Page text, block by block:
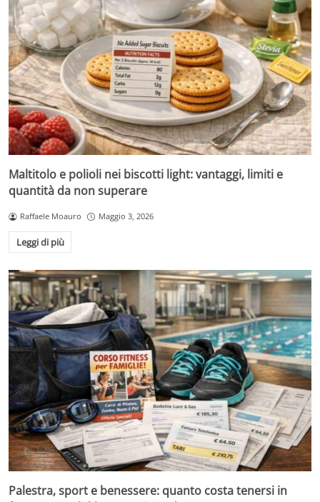
Maltitolo e polioli nei biscotti light: vantaggi, limiti e
quantità da non superare
Raffaele Moauro Maggio 3, 2026
Leggi di più
Palestra, sport e benessere: quanto costa tenersi in